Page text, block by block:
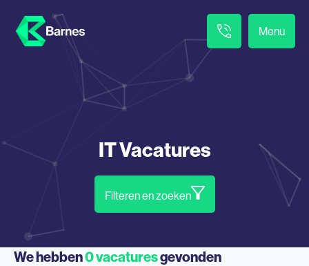
Menu
IT Vacatures
Filteren en zoeken
We hebben0vacaturesgevonden